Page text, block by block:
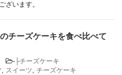
ざいます。
チーズケーキを食べ比べて
- ├チーズケーキ
, スイーツ, チーズケーキ